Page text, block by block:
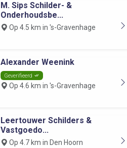
M. Sips Schilder- &
Onderhoudsbe...
Op 4.5 km in 's-Gravenhage
Alexander Weenink
Geverifieerd
Op 4.6 km in 's-Gravenhage
Leertouwer Schilders &
Vastgoedo...
Op 4.7 km in Den Hoorn